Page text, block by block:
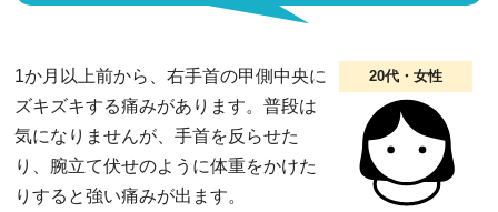
20代・女性
1か月以上前から、右手首の甲側中央に
ズキズキする痛みがあります。普段は
気になりませんが、手首を反らせた
り、腕立て伏せのように体重をかけた
りすると強い痛みが出ます。